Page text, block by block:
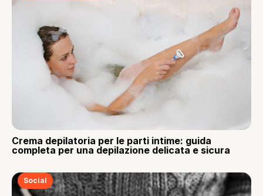
Crema depilatoria per le parti intime: guida
completa per una depilazione delicata e sicura
Social